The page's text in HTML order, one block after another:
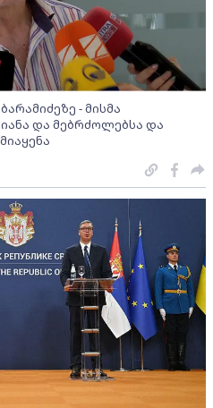
- მისმა
და მებრძოლებსა და